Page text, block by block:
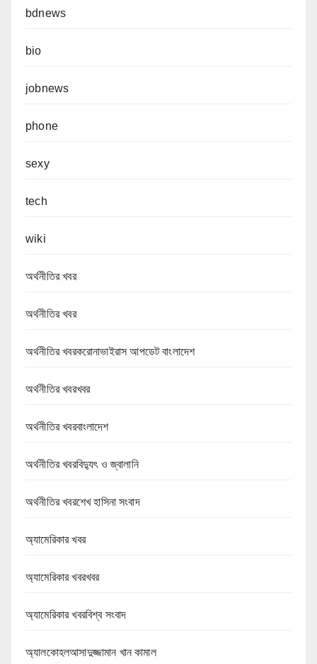
bdnews
bio
jobnews
phone
sexy
tech
wiki
অর্থনীতির খবর
অর্থনীতির খবর
অর্থনীতির খবরকরোনাভাইরাস আপডেট বাংলাদেশ
অর্থনীতির খবরখবর
অর্থনীতির খবরবাংলাদেশ
অর্থনীতির খবরবিদ্যুৎ ও জ্বালানি
অর্থনীতির খবরশেখ হাসিনা সংবাদ
অ্যামেরিকার খবর
অ্যামেরিকার খবরখবর
অ্যামেরিকার খবরবিশ্ব সংবাদ
অ্যালকোহলআসাদুজ্জামান খান কামাল